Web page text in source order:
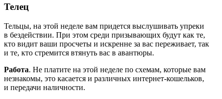
Телец
Тельцы, на этой неделе вам придется выслушивать упреки
в бездействии. При этом среди призывающих будут как те,
кто видит ваши просчеты и искренне за вас переживает, так
и те, кто стремится втянуть вас в авантюры.
Работа. Не платите на этой неделе по схемам, которые вам
незнакомы, это касается и различных интернет-кошельков,
и передачи наличности.